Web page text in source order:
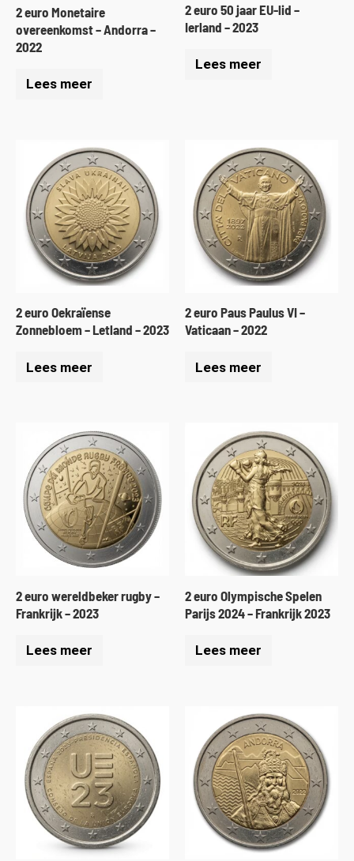
2 euro Monetaire
overeenkomst – Andorra –
2022
Lees meer
2 euro 50 jaar EU-lid –
Ierland – 2023
Lees meer
2 euro Oekraïense
Zonnebloem – Letland – 2023
Lees meer
2 euro Paus Paulus VI –
Vaticaan – 2022
Lees meer
2 euro wereldbeker rugby –
Frankrijk – 2023
Lees meer
2 euro Olympische Spelen
Parijs 2024 – Frankrijk 2023
Lees meer